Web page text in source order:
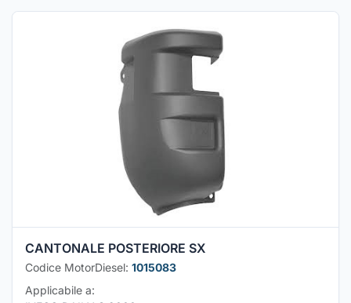
CANTONALE POSTERIORE SX
Codice MotorDiesel: 1015083
Applicabile a: